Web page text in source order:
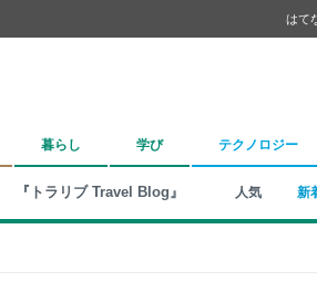
はて
暮らし 学び テクノロジー
『トラリブ Travel Blog』 人気 新